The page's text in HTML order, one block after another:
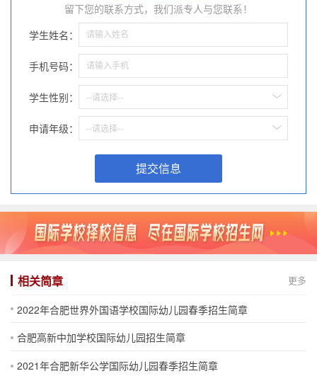
留下您的联系方式，我们派专人与您联系！
学生姓名：
手机号码：
学生性别： --请选择--
申请年级： --请选择--
提交信息
相关简章 更多
2022年合肥世界外国语学校国际幼儿园春季招生简章
合肥高新中加学校国际幼儿园招生简章
2021年合肥新华公学国际幼儿园春季招生简章